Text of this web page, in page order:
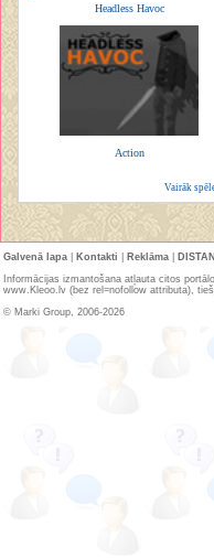
Headless Havoc
Action
Vairāk
Galvenā lapa Kontakti Reklāma
Informācijas izmantošana atļauta citos
www.Kleoo.lv (bez rel=nofollow attributa),
© Marki Group, 2006-2026